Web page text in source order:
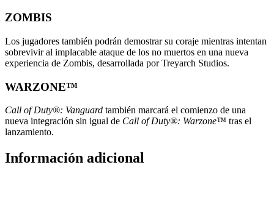
ZOMBIS
Los jugadores también podrán demostrar su coraje mientras intentan
sobrevivir al implacable ataque de los no muertos en una nueva
experiencia de Zombis, desarrollada por Treyarch Studios.
WARZONE™
Call of Duty®: Vanguard también marcará el comienzo de una
nueva integración sin igual de Call of Duty®: Warzone™ tras el
lanzamiento.
Información adicional